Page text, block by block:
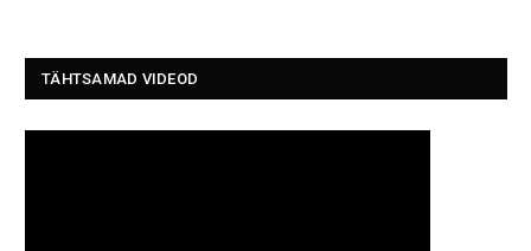
TÄHTSAMAD VIDEOD